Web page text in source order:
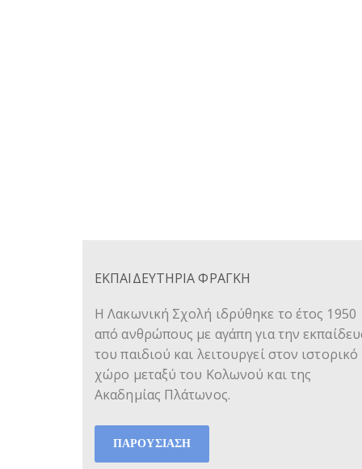
ΕΚΠΑΙΔΕΥΤΗΡΙΑ ΦΡΑΓΚΗ
Η Λακωνική Σχολή ιδρύθηκε το έτος 1950
από ανθρώπους με αγάπη για την
του παιδιού και λειτουργεί στον ιστορικό
χώρο μεταξύ του Κολωνού και της
Ακαδημίας Πλάτωνος.
ΠΑΡΟΥΣΙΑΣΗ